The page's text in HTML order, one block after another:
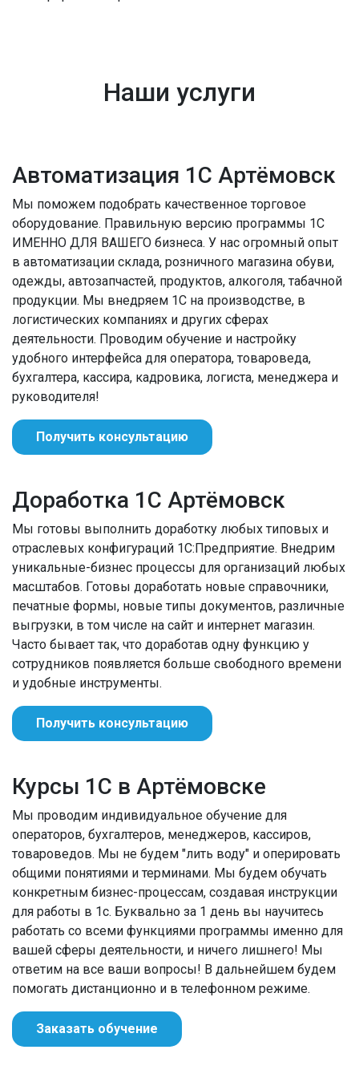
Наши услуги
Автоматизация 1С Артёмовск
Мы поможем подобрать качественное торговое
оборудование. Правильную версию программы 1С
ИМЕННО ДЛЯ ВАШЕГО бизнеса. У нас огромный опыт
в автоматизации склада, розничного магазина обуви,
одежды, автозапчастей, продуктов, алкоголя, табачной
продукции. Мы внедряем 1С на производстве, в
логистических компаниях и других сферах
деятельности. Проводим обучение и настройку
удобного интерфейса для оператора, товароведа,
бухгалтера, кассира, кадровика, логиста, менеджера и
руководителя!
Получить консультацию
Доработка 1С Артёмовск
Мы готовы выполнить доработку любых типовых и
отраслевых конфигураций 1С:Предприятие. Внедрим
уникальные-бизнес процессы для организаций любых
масштабов. Готовы доработать новые справочники,
печатные формы, новые типы документов, различные
выгрузки, в том числе на сайт и интернет магазин.
Часто бывает так, что доработав одну функцию у
сотрудников появляется больше свободного времени
и удобные инструменты.
Получить консультацию
Курсы 1С в Артёмовске
Мы проводим индивидуальное обучение для
операторов, бухгалтеров, менеджеров, кассиров,
товароведов. Мы не будем "лить воду" и оперировать
общими понятиями и терминами. Мы будем обучать
конкретным бизнес-процессам, создавая инструкции
для работы в 1с. Буквально за 1 день вы научитесь
работать со всеми функциями программы именно для
вашей сферы деятельности, и ничего лишнего! Мы
ответим на все ваши вопросы! В дальнейшем будем
помогать дистанционно и в телефонном режиме.
Заказать обучение